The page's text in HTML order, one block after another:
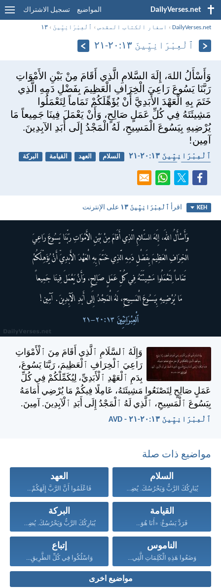
DailyVerses.net المواضيع تسجيل الاشتراك
DailyVerses.net
› اسفار الكتاب المقدس › ٱلْعِبْرَانِيِّينَ ›١٣
ٱلْعِبْرَانِيِّينَ ١٣:‏٢٠-‏٢١
وَأَسْأَلُ اللهَ، إِلَهَ السَّلامِ الَّذِي أَقَامَ مِنْ بَيْنِ الأَمْوَاتِ
رَبَّنَا يَسُوعَ رَاعِيَ الْخِرَافِ الْعَظِيمَ بِفَضْلِ دَمِهِ الَّذِي
خَتَمَ بِهِ الْعَهْدَ الأَبَدِيَّ أَنْ يُؤَهِّلَكُمْ تَمَاماً لِتَعْمَلُوا
مَشِيئَتَهُ فِي كُلِّ عَمَلٍ صَالِحٍ، وَأَنْ يَعْمَلَ فِينَا جَمِيعاً مَا
يُرْضِيهِ بِيَسُوعَ الْمَسِيحِ، لَهُ الْمَجْدُ إِلَى أَبَدِ الآبِدِينَ.
آمِين!
ٱلْعِبْرَانِيِّينَ ١٣:‏٢٠-‏٢١ السلام العهد القيامة
البركة
KEH اقرأ ٱلْعِبْرَانِيِّينَ ١٣ على الإنترنت
وَإِلَهُ ٱلسَّلَامِ ٱلَّذِي أَقَامَ مِنَ ٱلْأَمْوَاتِ
رَاعِيَ ٱلْخِرَافِ ٱلْعَظِيمَ، رَبَّنَا يَسُوعَ،
بِدَمِ ٱلْعَهْدِ ٱلْأَبَدِيِّ، لِيُكَمِّلْكُمْ فِي كُلِّ
عَمَلٍ صَالِحٍ لِتَصْنَعُوا مَشِيئَتَهُ، عَامِلًا فِيكُمْ مَا يُرْضِي أَمَامَهُ
بِيَسُوعَ ٱلْمَسِيحِ، ٱلَّذِي لَهُ ٱلْمَجْدُ إِلَى أَبَدِ ٱلْآبِدِينَ. آمِينَ.
ٱلْعِبْرَانِيِّينَ ١٣:‏٢٠-‏٢١ - AVD
مواضيع ذات صلة
السلام
يُبَارِكُكَ الرَّبُّ وَيَحْرُسُكَ. يُضِيءُ...
العهد
فَاعْلَمُوا أَنَّ الرَّبَّ إِلَهَكُمْ...
القيامة
فَرَدَّ يَسُوعُ: «أَنَا هُوَ...
البركة
يُبَارِكُكَ الرَّبُّ وَيَحْرُسُكَ. يُضِيءُ...
الناموس
وَضَعُوا هَذِهِ الْكَلِمَاتِ الَّتِي...
إتباع
وَاسْلُكُوا فِي كُلِّ الطَّرِيقِ...
مواضيع اخرى